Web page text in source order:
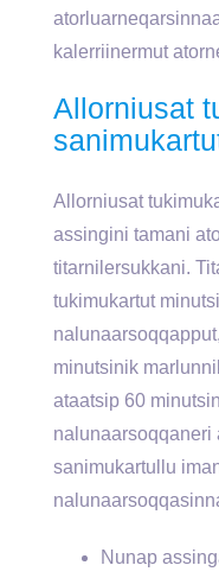
kalerriinermut
Allorniusat
Allorniusat
assingini tamani
titarnilersukkani.
tukimukartut
minutsinik
ataatsip 60
nalunaarsoqqaneri
sanimukartullu
Nunap